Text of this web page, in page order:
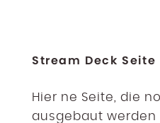
Stream Deck
Hier ne Seite, die
ausgebaut werden